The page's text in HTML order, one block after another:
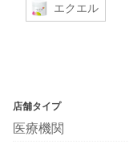
エクエル
店舗タイプ
医療機関